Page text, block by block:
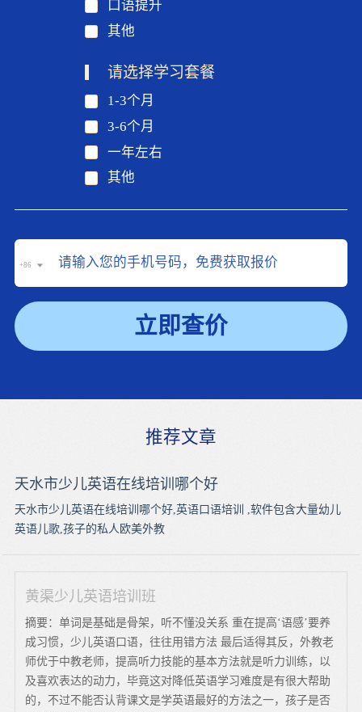
口语提升
其他
请选择学习套餐
1-3个月
3-6个月
一年左右
其他
+86
立即查价
推荐文章
天水市少儿英语在线培训哪个好
天水市少儿英语在线培训哪个好,英语口语培训 ,软件包含大量幼儿
英语儿歌,孩子的私人欧美外教
黄渠少儿英语培训班
摘要：单词是基础是骨架，听不懂没关系 重在提高‘语感’要养
成习惯，少儿英语口语，往往用错方法 最后适得其反，外教老
师优于中教老师，提高听力技能的基本方法就是听力训练，以
及喜欢表达的动力，毕竟这对降低英语学习难度是有很大帮助
的，不过不能否认背课文是学英语最好的方法之一，孩子是否